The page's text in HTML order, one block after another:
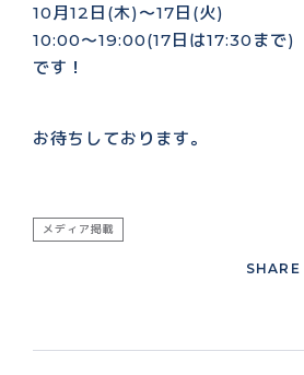
10月12日(木)〜17日(火)
10:00〜19:00(17日は17:30まで)
です！
お待ちしております。
メディア掲載
SHARE